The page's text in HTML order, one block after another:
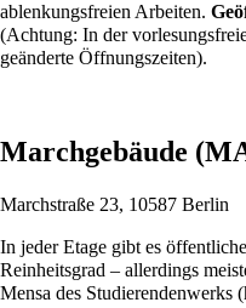
ablenkungsfreien Arbeiten.
(Achtung: In der
geänderte Öffnungszeiten).
Marchgebäude
Marchstraße 23, 10587 Berlin
In jeder Etage gibt es
Reinheitsgrad – allerdings
Mensa des Studierendenwerks